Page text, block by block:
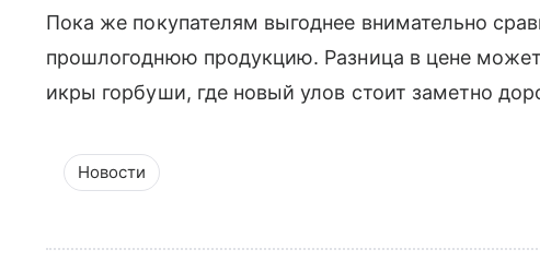
Пока же покупателям выгоднее внимательно
прошлогоднюю продукцию. Разница в цене
икры горбуши, где новый улов стоит заметно
Новости